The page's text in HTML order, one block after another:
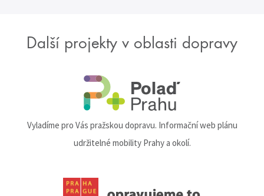
Další projekty v oblasti dopravy
Vyladíme pro Vás pražskou dopravu. Informační web plánu
udržitelné mobility Prahy a okolí.